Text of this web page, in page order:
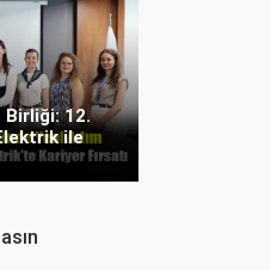
Birliği: 12.
ile